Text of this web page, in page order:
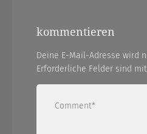
kommentieren
Deine E-Mail-Adresse wird
Erforderliche Felder sind mit